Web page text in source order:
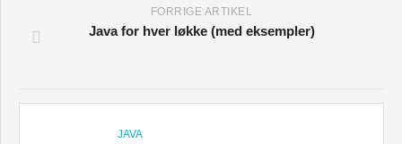
FORRIGE ARTIKEL
Java for hver løkke (med eksempler)
JAVA